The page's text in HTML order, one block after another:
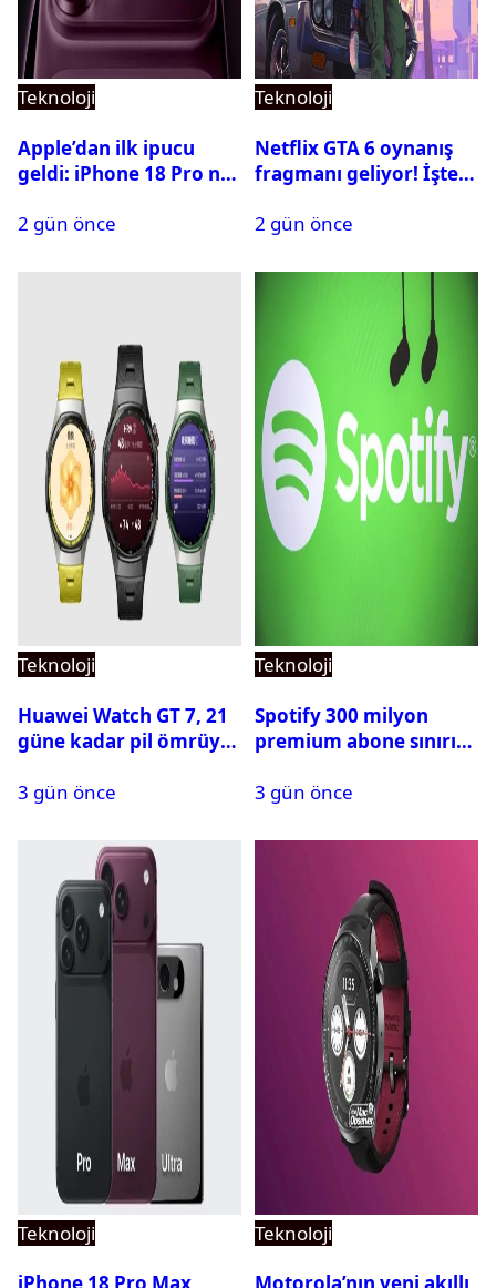
Teknoloji
Apple’dan ilk ipucu
geldi: iPhone 18 Pro ne
2 gün önce
Teknoloji
Netflix GTA 6 oynanış
fragmanı geliyor! İşte
2 gün önce
Teknoloji
Huawei Watch GT 7, 21
güne kadar pil ömrüyle
3 gün önce
Teknoloji
Spotify 300 milyon
premium abone sınırını
3 gün önce
Teknoloji
Teknoloji